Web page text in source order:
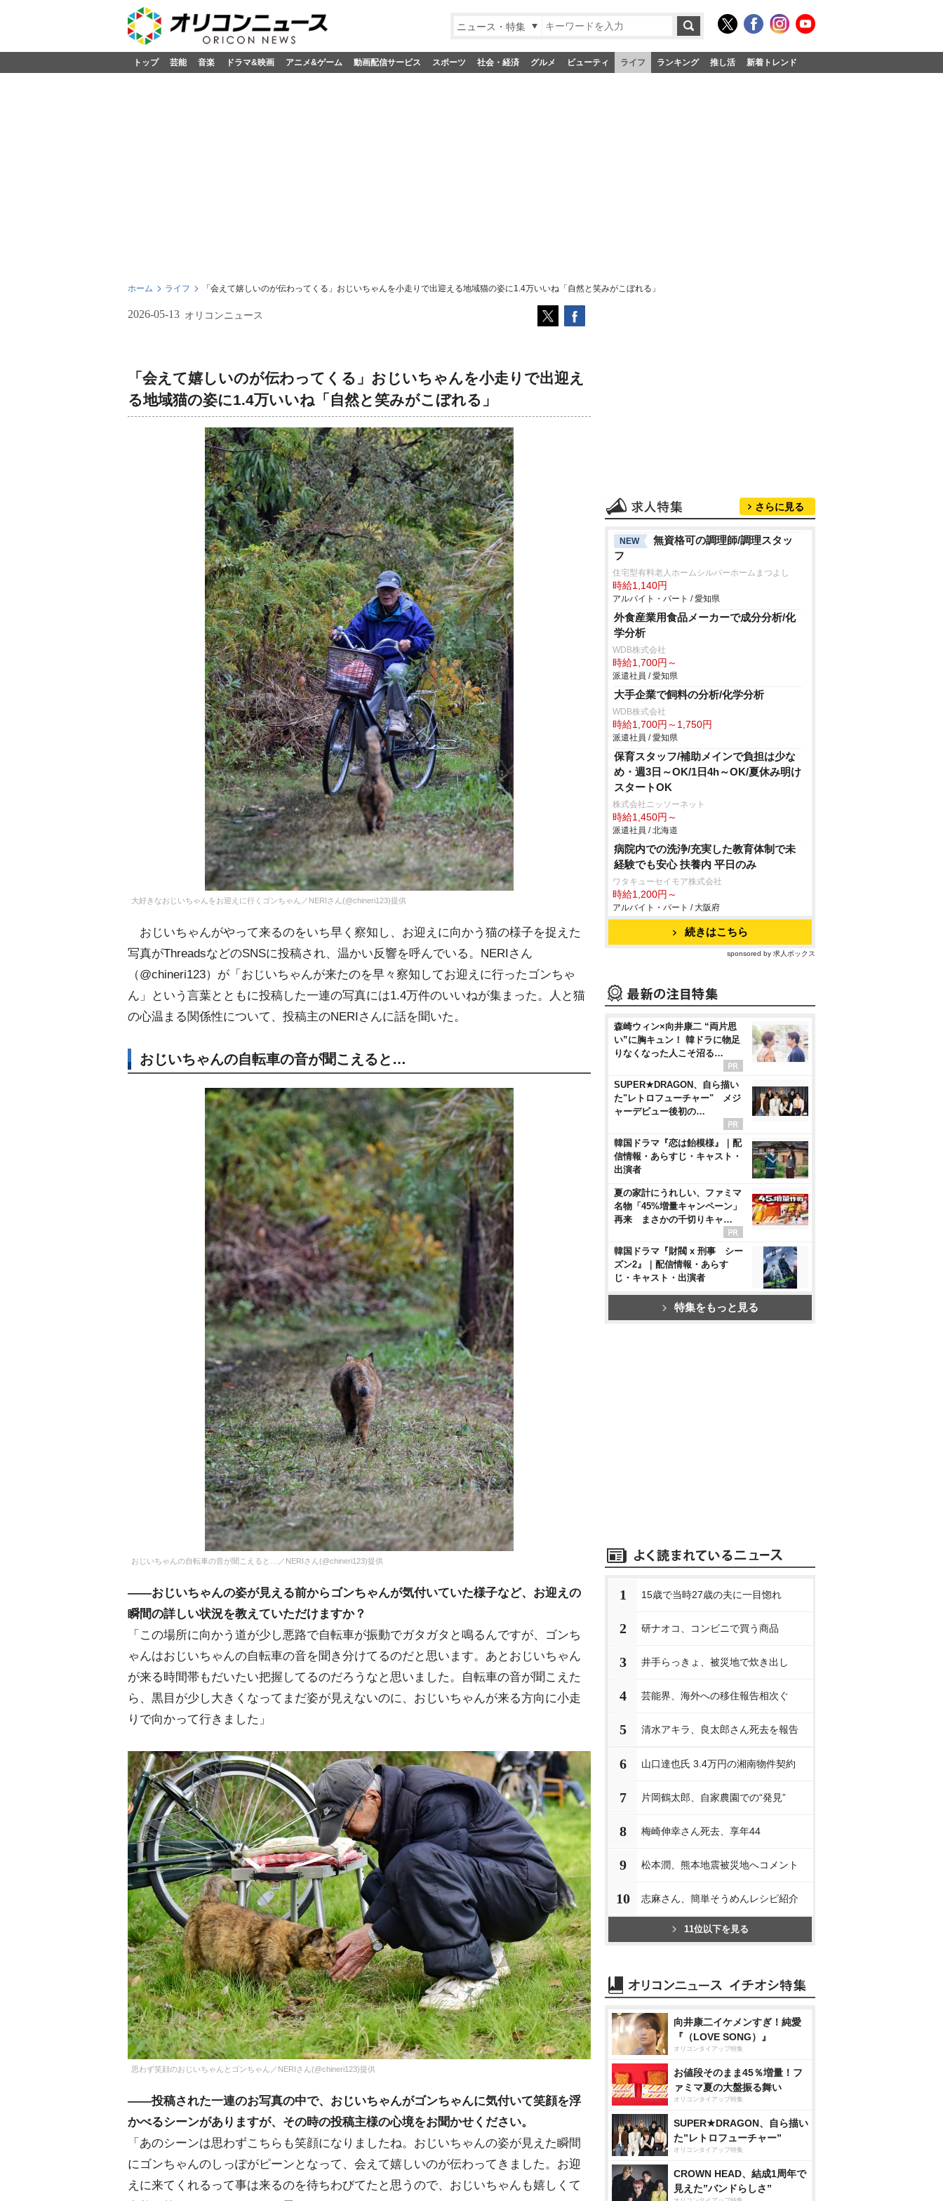
ニュース・特集
トップ 芸能 音楽 ドラマ&映画 アニメ&ゲーム 動画配信サービス スポーツ 社会・経済 グルメ ビューティ ライフ ランキング 推し活 新着トレンド
ホーム ライフ 「会えて嬉しいのが伝わってくる」おじいちゃんを小走りで出迎える地域猫の姿に1.4万いいね「自然と笑みがこぼれる」
2026-05-13 オリコンニュース
「会えて嬉しいのが伝わってくる」おじいちゃんを小走りで出迎え
る地域猫の姿に1.4万いいね「自然と笑みがこぼれる」
大好きなおじいちゃんをお迎えに行くゴンちゃん／NERIさん(@chineri123)提供
おじいちゃんがやって来るのをいち早く察知し、お迎えに向かう猫の様子を捉えた
写真がThreadsなどのSNSに投稿され、温かい反響を呼んでいる。NERIさん
（@chineri123）が「おじいちゃんが来たのを早々察知してお迎えに行ったゴンちゃ
ん」という言葉とともに投稿した一連の写真には1.4万件のいいねが集まった。人と猫
の心温まる関係性について、投稿主のNERIさんに話を聞いた。
おじいちゃんの自転車の音が聞こえると…
おじいちゃんの自転車の音が聞こえると…／NERIさん(@chineri123)提供
――おじいちゃんの姿が見える前からゴンちゃんが気付いていた様子など、お迎えの
瞬間の詳しい状況を教えていただけますか？
「この場所に向かう道が少し悪路で自転車が振動でガタガタと鳴るんですが、ゴンち
ゃんはおじいちゃんの自転車の音を聞き分けてるのだと思います。あとおじいちゃん
が来る時間帯もだいたい把握してるのだろうなと思いました。自転車の音が聞こえた
ら、黒目が少し大きくなってまだ姿が見えないのに、おじいちゃんが来る方向に小走
りで向かって行きました」
思わず笑顔のおじいちゃんとゴンちゃん／NERIさん(@chineri123)提供
――投稿された一連のお写真の中で、おじいちゃんがゴンちゃんに気付いて笑顔を浮
かべるシーンがありますが、その時の投稿主様の心境をお聞かせください。
「あのシーンは思わずこちらも笑顔になりましたね。おじいちゃんの姿が見えた瞬間
にゴンちゃんのしっぽがピーンとなって、会えて嬉しいのが伝わってきました。お迎
えに来てくれるって事は来るのを待ちわびてたと思うので、おじいちゃんも嬉しくて
さらに見る
NEW
無資格可の調理師/調理スタッ
フ
住宅型有料老人ホームシルバーホームまつよし
時給1,140円
アルバイト・パート / 愛知県
外食産業用食品メーカーで成分分析/化
学分析
WDB株式会社
時給1,700円～
派遣社員 / 愛知県
大手企業で飼料の分析/化学分析
WDB株式会社
時給1,700円～1,750円
派遣社員 / 愛知県
保育スタッフ/補助メインで負担は少な
め・週3日～OK/1日4h～OK/夏休み明け
スタートOK
株式会社ニッソーネット
時給1,450円～
派遣社員 / 北海道
病院内での洗浄/充実した教育体制で未
経験でも安心 扶養内 平日のみ
ワタキューセイモア株式会社
時給1,200円～
アルバイト・パート / 大阪府
続きはこちら
sponsored by 求人ボックス
森崎ウィン×向井康二 “両片思
い”に胸キュン！ 韓ドラに物足
りなくなった人こそ沼る…
SUPER★DRAGON、自ら描い
た"レトロフューチャー" メジ
ャーデビュー後初の…
韓国ドラマ『恋は飴模様』｜配
信情報・あらすじ・キャスト・
出演者
夏の家計にうれしい、ファミマ
名物「45%増量キャンペーン」
再来 まさかの千切りキャ…
韓国ドラマ『財閥 x 刑事 シー
ズン2』｜配信情報・あらす
じ・キャスト・出演者
特集をもっと見る
1 15歳で当時27歳の夫に一目惚れ
2 研ナオコ、コンビニで買う商品
3 井手らっきょ、被災地で炊き出し
4 芸能界、海外への移住報告相次ぐ
5 清水アキラ、良太郎さん死去を報告
6 山口達也氏 3.4万円の湘南物件契約
7 片岡鶴太郎、自家農園での“発見”
8 梅崎伸幸さん死去、享年44
9 松本潤、熊本地震被災地へコメント
10 志麻さん、簡単そうめんレシピ紹介
11位以下を見る
向井康二イケメンすぎ！純愛
『（LOVE SONG）』
オリコンタイアップ特集
お値段そのまま45％増量！フ
ァミマ夏の大盤振る舞い
オリコンタイアップ特集
SUPER★DRAGON、自ら描い
た”レトロフューチャー”
オリコンタイアップ特集
CROWN HEAD、結成1周年で
見えた”バンドらしさ”